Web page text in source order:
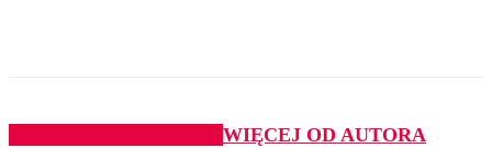
WIĘCEJ OD AUTORA